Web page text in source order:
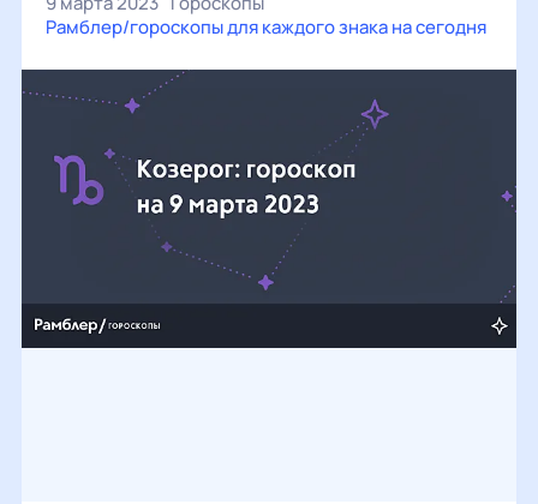
Рамблер/гороскопы для каждого знака на сегодня